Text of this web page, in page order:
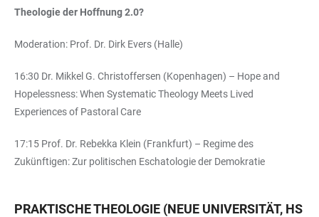
Theologie der Hoffnung 2.0?
Moderation: Prof. Dr. Dirk Evers (Halle)
16:30 Dr. Mikkel G. Christoffersen (Kopenhagen) – Hope and
Hopelessness: When Systematic Theology Meets Lived
Experiences of Pastoral Care
17:15 Prof. Dr. Rebekka Klein (Frankfurt) – Regime des
Zukünftigen: Zur politischen Eschatologie der Demokratie
PRAKTISCHE THEOLOGIE (NEUE UNIVERSITÄT, HS